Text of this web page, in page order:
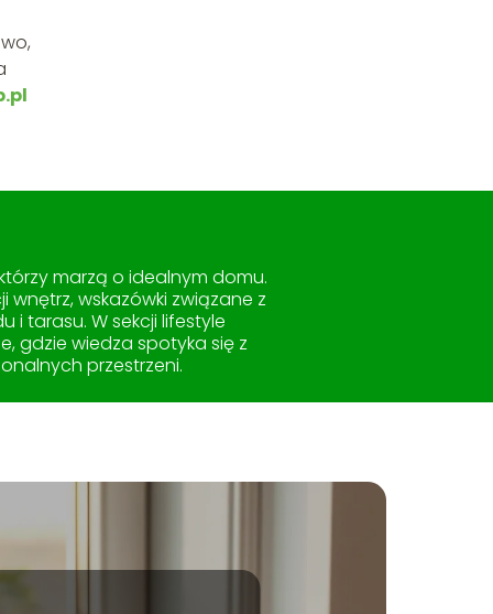
marzą o idealnym domu.
wskazówki związane z
i tarasu. W sekcji lifestyle
gdzie wiedza spotyka się z
przestrzeni.